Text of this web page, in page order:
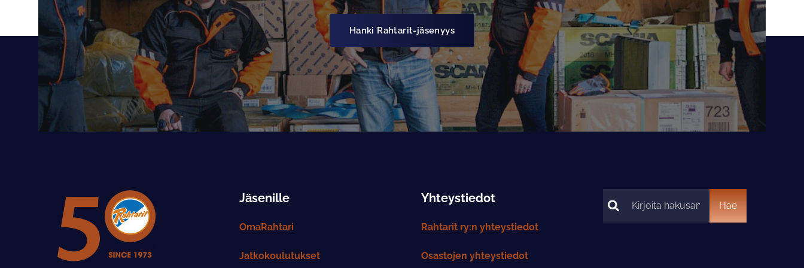
Hanki Rahtarit-jäsenyys
Jäsenille
OmaRahtari
Jatkokoulutukset
Yhteystiedot
Rahtarit ry:n yhteystiedot
Osastojen yhteystiedot
Hae